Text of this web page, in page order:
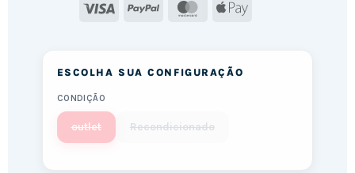
Visa PayPal MasterCard
Apple
ESCOLHA SUA CONFIGURAÇÃO
CONDIÇÃO
outlet Recondicionado